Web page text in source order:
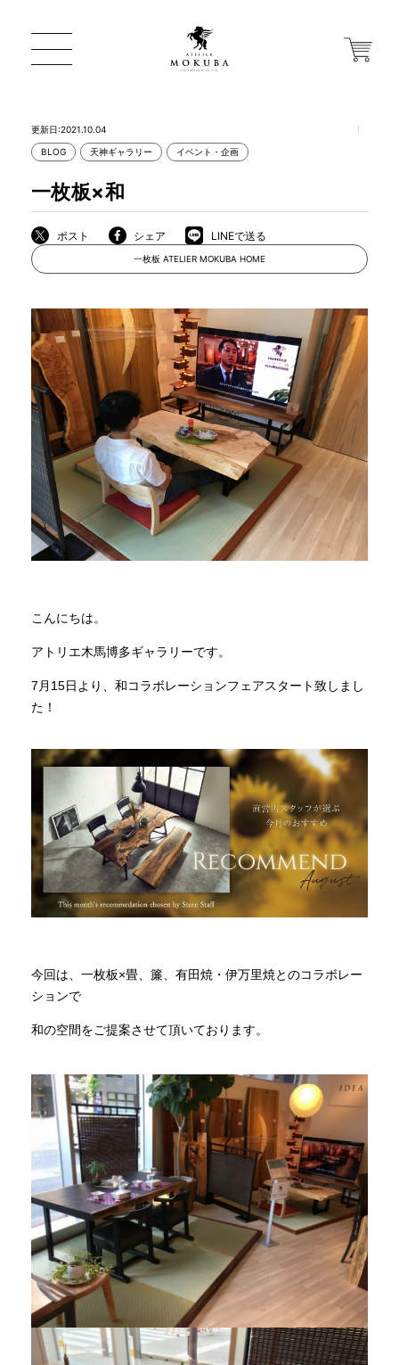
店舗から探す
MOKUBA について
商品情報
直営店
イベント
全商品一覧
納品事例
INFORMATION
MOKUBA CHANNEL
よくあるご質問
お問い合わせ
更新日:2021.10.04
BLOG 天神ギャラリー イベント・企画
一枚板×和
ポスト シェア LINEで送る
一枚板 ATELIER MOKUBA HOME
こんにちは。
アトリエ木馬博多ギャラリーです。
7月15日より、和コラボレーションフェアスタート致しまし
た！
今回は、一枚板×畳、簾、有田焼・伊万里焼とのコラボレー
ションで
和の空間をご提案させて頂いております。